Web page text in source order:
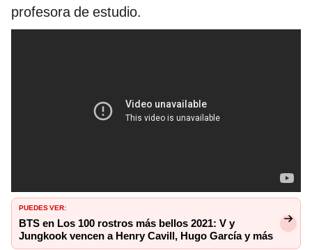
profesora de estudio.
PUEDES VER:
BTS en Los 100 rostros más bellos 2021: V y
Jungkook vencen a Henry Cavill, Hugo García y más